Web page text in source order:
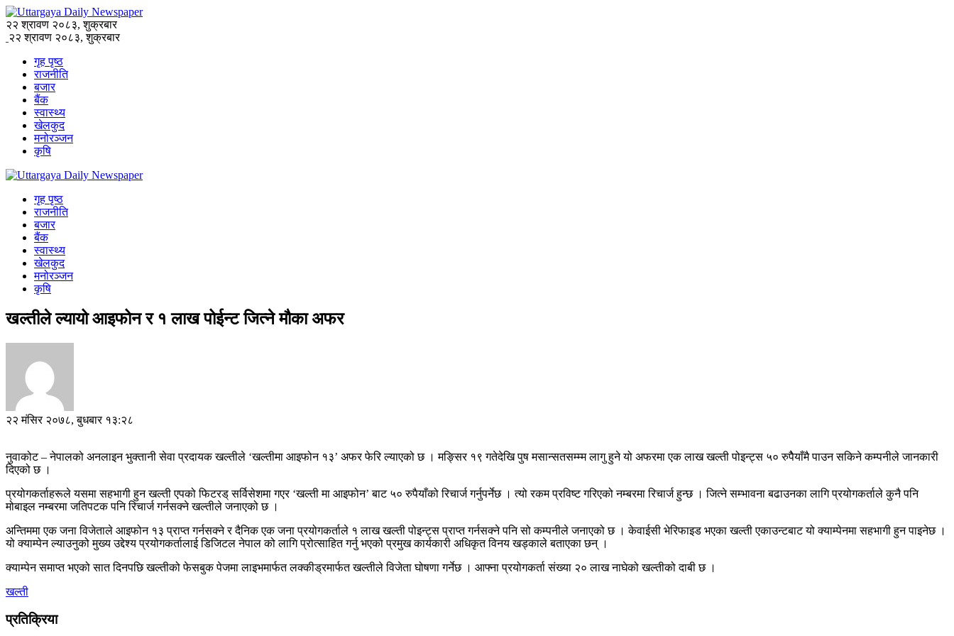
२२ श्रावण २०८३, शुक्रबार
२२ श्रावण २०८३, शुक्रबार
गृह पृष्ठ
राजनीति
बजार
बैंक
स्वास्थ्य
खेलकुद
मनोरञ्जन
कृषि
गृह पृष्ठ
राजनीति
बजार
बैंक
स्वास्थ्य
खेलकुद
मनोरञ्जन
कृषि
खल्तीले ल्यायो आइफोन र १ लाख पोईन्ट जित्ने मौका अफर
२२ मंसिर २०७८, बुधबार १३:२८
नुवाकोट – नेपालको अनलाइन भुक्तानी सेवा प्रदायक खल्तीले ‘खल्तीमा आइफोन १३’ अफर फेरि ल्याएको छ । मङ्सिर १९ गतेदेखि पुष मसान्सतसम्म्म लागु हुने यो अफरमा एक लाख खल्ती पोइन्ट्स ५० रुपैेयाँमै पाउन सकिने कम्पनीले जानकारी
दिएको छ ।
प्रयोगकर्ताहरूले यसमा सहभागी हुन खल्ती एपको फिटरड् सर्विसेशमा गएर ‘खल्ती मा आइफोन’ बाट ५० रुपैयाँको रिचार्ज गर्नुपर्नेछ । त्यो रकम प्रविष्ट गरिएको नम्बरमा रिचार्ज हुन्छ । जित्ने सम्भावना बढाउनका लागि प्रयोगकर्ताले कुनै पनि
मोबाइल नम्बरमा जतिपटक पनि रिचार्ज गर्नसक्ने खल्तीले जनाएको छ ।
अन्तिममा एक जना विजेताले आइफोन १३ प्राप्त गर्नसक्ने र दैनिक एक जना प्रयोगकर्ताले १ लाख खल्ती पोइन्ट्स प्राप्त गर्नसक्ने पनि सो कम्पनीले जनाएको छ । केवाईसी भेरिफाइड भएका खल्ती एकाउन्टबाट यो क्याम्पेनमा सहभागी हुन पाइनेछ ।
यो क्याम्पेन ल्याउनुको मुख्य उद्देश्य प्रयोगकर्तालाई डिजिटल नेपाल को लागि प्रोत्साहित गर्नु भएको प्रमुख कार्यकारी अधिकृत विनय खड्काले बताएका छन् ।
क्याम्पेन समाप्त भएको सात दिनपछि खल्तीको फेसबुक पेजमा लाइभमार्फत लक्कीड्रमार्फत खल्तीले विजेता घोषणा गर्नेछ । आफ्ना प्रयोगकर्ता संख्या २० लाख नाघेको खल्तीको दाबी छ ।
खल्ती
प्रतिक्रिया